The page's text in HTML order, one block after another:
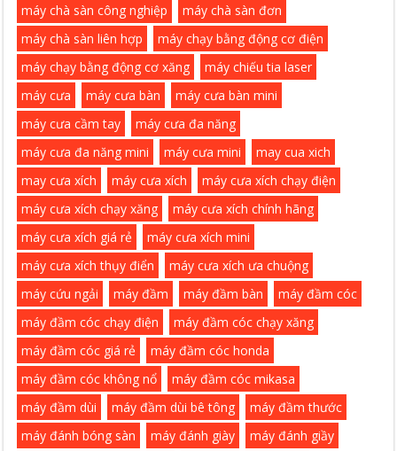
máy chà sàn công nghiệp
máy chà sàn đơn
máy chà sàn liên hợp
máy chạy bằng động cơ điện
máy chạy bằng động cơ xăng
máy chiếu tia laser
máy cưa
máy cưa bàn
máy cưa bàn mini
máy cưa cầm tay
máy cưa đa năng
máy cưa đa năng mini
máy cưa mini
may cua xich
may cưa xích
máy cưa xích
máy cưa xích chạy điện
máy cưa xích chạy xăng
máy cưa xích chính hãng
máy cưa xích giá rẻ
máy cưa xích mini
máy cưa xích thụy điển
máy cưa xích ưa chuộng
máy cứu ngải
máy đầm máy đầm bàn
máy đầm cóc
máy đầm cóc chạy điện
máy đầm cóc chạy xăng
máy đầm cóc giá rẻ
máy đầm cóc honda
máy đầm cóc không nổ
máy đầm cóc mikasa
máy đầm dùi
máy đầm dùi bê tông
máy đầm thước
máy đánh bóng sàn
máy đánh giày
máy đánh giầy